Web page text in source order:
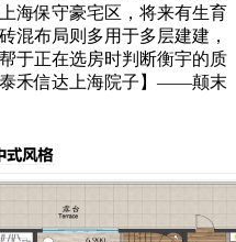
海保守豪宅区，将来有生育
混布局则多用于多层建建，
于正在选房时判断衡宇的质
禾信达上海院子】——颠末